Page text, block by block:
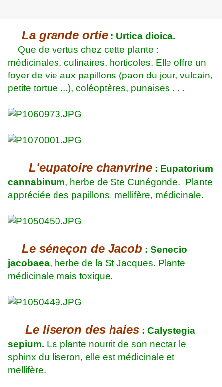
La grande ortie : Urtica dioica.
Que de vertus chez cette plante :
médicinales, culinaires, horticoles. Elle offre un
foyer de vie aux papillons (paon du jour, vulcain,
petite tortue ...), coléoptères, punaises . . .
L'eupatoire chanvrine : Eupatorium
cannabinum, herbe de Ste Cunégonde. Plante
appréciée des papillons, mellifère, médicinale.
Le séneçon de Jacob : Senecio
jacobaea, herbe de la St Jacques. Plante
médicinale mais toxique.
Le liseron des haies : Calystegia
sepium. La plante nourrit de son nectar le
sphinx du liseron, elle est médicinale et
mellifère.